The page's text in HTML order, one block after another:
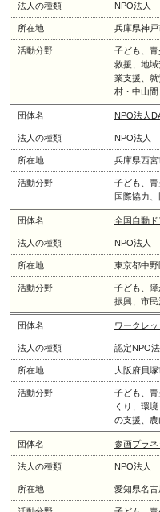
法人の種類 NPO法人
所在地 兵庫県神
活動分野
子ども、
救援、地
業支援、
村・中山間
団体名 NPO法人
法人の種類 NPO法人
所在地 兵庫県西宮
活動分野
子ども、
国際協力
団体名 全国自動
法人の種類 NPO法人
所在地 東京都中野
活動分野
子ども、
振興、市
団体名 ワークレ
法人の種類 認定NPO
所在地 大阪府貝塚
活動分野
子ども、
くり、環
の支援、
団体名 参画プラネ
法人の種類 NPO法人
所在地 愛知県名